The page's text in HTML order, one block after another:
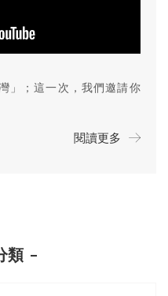
」；這一次，我們邀請你
閱讀更多
類